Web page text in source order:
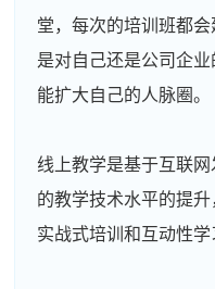
堂，每次的培训班都
是对自己还是公司企
能扩大自己的人脉圈。
线上教学是基于互联
的教学技术水平的提升
实战式培训和互动性学